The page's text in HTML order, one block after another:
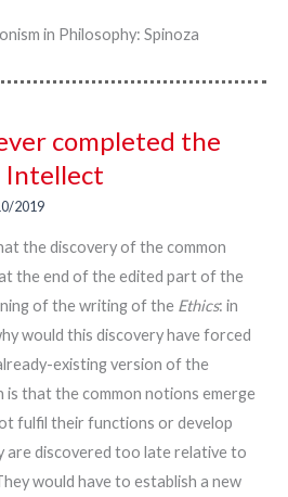
in Philosophy: Spinoza
completed the
Intellect
2019
the discovery of the common
the end of the edited part of the
of the writing of the Ethics: in
would this discovery have forced
existing version of the
is that the common notions emerge
fulfil their functions or develop
are discovered too late relative to
would have to establish a new